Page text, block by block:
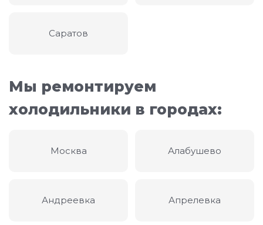
Саратов
Мы ремонтируем
холодильники в городах:
Москва Алабушево
Андреевка Апрелевка